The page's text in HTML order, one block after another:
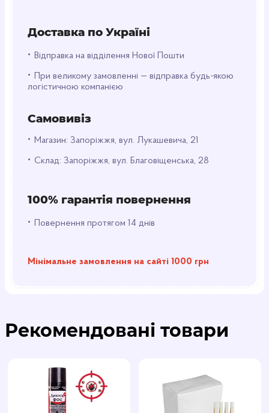
Доставка по Україні
• Відправка на відділення Нової Пошти
•
При великому замовленні — відправка будь-якою
логістичною компанією
Самовивіз
• Магазин: Запоріжжя, вул. Лукашевича, 21
• Склад: Запоріжжя, вул. Благовіщенська, 28
100% гарантія повернення
• Повернення протягом 14 днів
Мінімальне замовлення на сайті 1000 грн
Для тих, хто шукає надійні одноразові
майстрам, садівникам або просто тим, хто хоче
працювати безпечно і впевнено. Беріть
HOFFEN High Risk S і отримуйте максимум
Рекомендовані товари